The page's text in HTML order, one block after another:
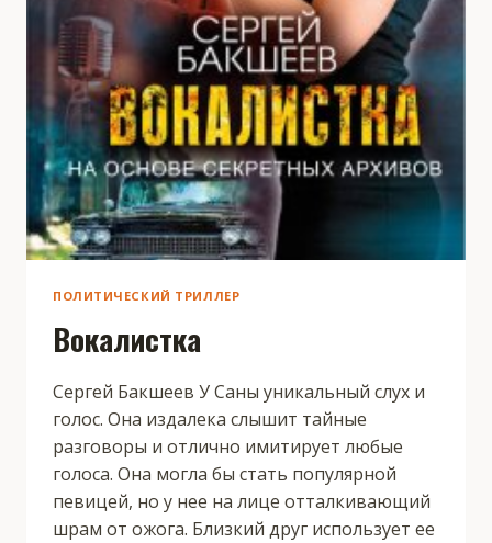
ПОЛИТИЧЕСКИЙ ТРИЛЛЕР
Вокалистка
Сергей Бакшеев У Саны уникальный слух и
голос. Она издалека слышит тайные
разговоры и отлично имитирует любые
голоса. Она могла бы стать популярной
певицей, но у нее на лице отталкивающий
шрам от ожога. Близкий друг использует ее